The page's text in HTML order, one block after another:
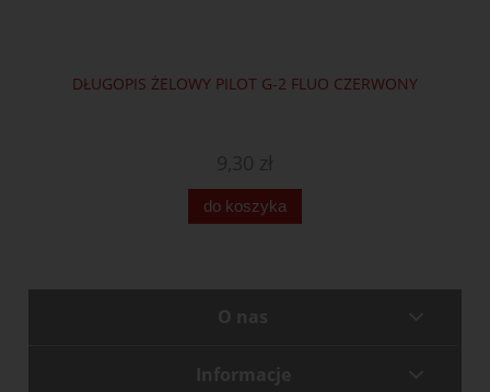
DŁUGOPIS ŻELOWY PILOT G-2 FLUO CZERWONY
do koszyka